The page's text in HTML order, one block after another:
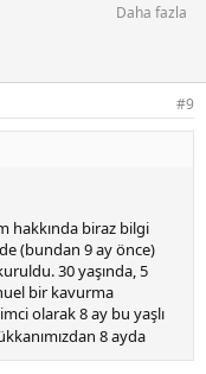
Daha fazla
#9
hakkında biraz bilgi
(bundan 9 ay önce)
30 yaşında, 5
bir kavurma
olarak 8 ay bu yaşlı
8 ayda